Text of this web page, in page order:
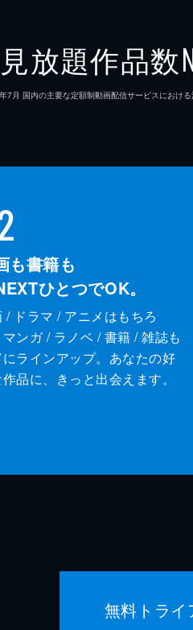
見放題作品数
⽉ 国内の主要な定額制動画配信サービスにおけ
も書籍も
ひとつでOK。
/ ドラマ / アニメはもちろ
ンガ / ラノベ / 書籍 / 雑誌も
にラインアップ。あなたの好
品に、きっと出会えます。
無料トライ